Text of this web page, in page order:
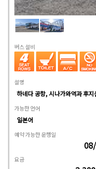
버스 설비
설명
하네다 공항, 시나가와역과 후
가능한 언어
일본어
예약 가능한 운행일
요금